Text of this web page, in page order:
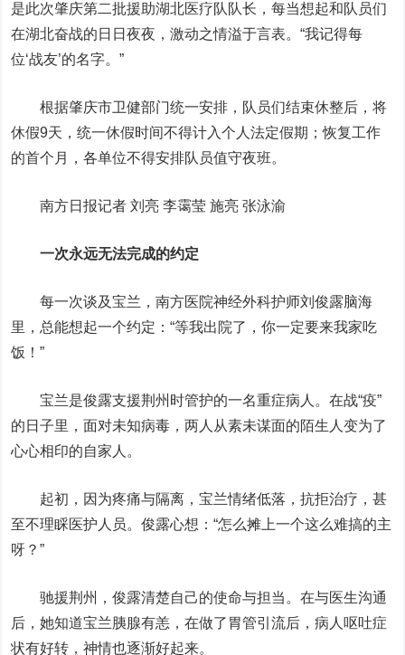
是此次肇庆第二批援助湖北医疗队队长，每当想起和队员们
在湖北奋战的日日夜夜，激动之情溢于言表。“我记得每
位‘战友’的名字。”
根据肇庆市卫健部门统一安排，队员们结束休整后，将
休假9天，统一休假时间不得计入个人法定假期；恢复工作
的首个月，各单位不得安排队员值守夜班。
南方日报记者 刘亮 李霭莹 施亮 张泳渝
一次永远无法完成的约定
每一次谈及宝兰，南方医院神经外科护师刘俊露脑海
里，总能想起一个约定：“等我出院了，你一定要来我家吃
饭！”
宝兰是俊露支援荆州时管护的一名重症病人。在战“疫”
的日子里，面对未知病毒，两人从素未谋面的陌生人变为了
心心相印的自家人。
起初，因为疼痛与隔离，宝兰情绪低落，抗拒治疗，甚
至不理睬医护人员。俊露心想：“怎么摊上一个这么难搞的主
呀？”
驰援荆州，俊露清楚自己的使命与担当。在与医生沟通
后，她知道宝兰胰腺有恙，在做了胃管引流后，病人呕吐症
状有好转，神情也逐渐好起来。